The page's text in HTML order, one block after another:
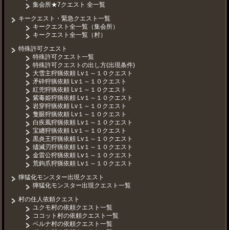
集会所★7クエスト 全一覧
キークエスト・緊急クエスト一覧
キークエスト全一覧（集会所）
キークエスト全一覧（村）
特殊許可クエスト
特殊許可クエスト一覧
特殊許可クエストの出し方(出現条件)
大雪主狩猟依頼 Lv１～１０クエスト
矛砕狩猟依頼 Lv１～１０クエスト
紅兜狩猟依頼 Lv１～１０クエスト
紫毒姫狩猟依頼 Lv１～１０クエスト
岩穿狩猟依頼 Lv１～１０クエスト
隻眼狩猟依頼 Lv１～１０クエスト
白疾風狩猟依頼 Lv１～１０クエスト
宝纏狩猟依頼 Lv１～１０クエスト
黒炎王狩猟依頼 Lv１～１０クエスト
燼滅刃狩猟依頼 Lv１～１０クエスト
金雷公狩猟依頼 Lv１～１０クエスト
荒鉤爪狩猟依頼 Lv１～１０クエスト
獰猛化モンスター出現クエスト
獰猛化モンスター出現クエスト一覧
村の住人依頼クエスト
ユクモ村の依頼クエスト一覧
ココット村の依頼クエスト一覧
ベルナ村の依頼クエスト一覧